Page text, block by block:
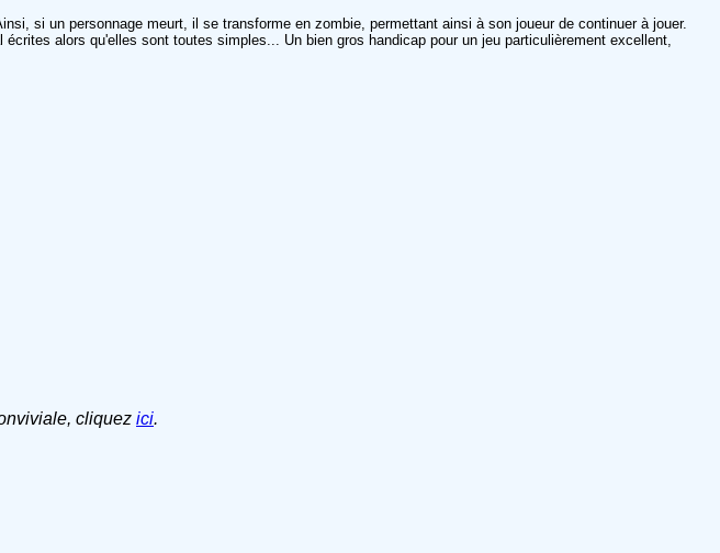
si un personnage meurt, il se transforme en zombie, permettant ainsi à son joueur de continuer à jouer.
alors qu'elles sont toutes simples... Un bien gros handicap pour un jeu particulièrement excellent,
cliquez ici.